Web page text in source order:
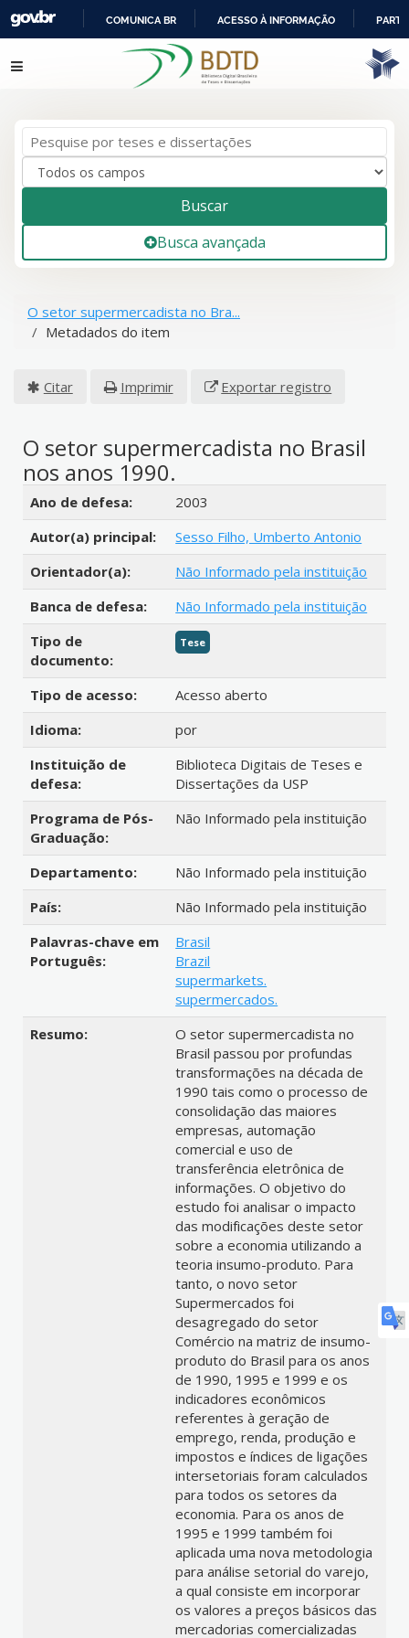
IR
PARA
COMUNICA BR ACESSO À INFORMAÇÃO
Pular para o conteúdo
Buscar
Busca avançada
O setor supermercadista no Bra...
Metadados do item
Citar Imprimir Exportar registro
O setor supermercadista no Brasil
nos anos 1990.
Detalhes bibliográficos
Ano de defesa:
2003
Autor(a) principal:
Sesso Filho, Umberto Antonio
Orientador(a):
Não Informado pela instituição
Banca de defesa:
Não Informado pela instituição
Tipo de
documento:
Tese
Tipo de acesso:
Acesso aberto
Idioma:
por
Instituição de
defesa:
Biblioteca Digitais de Teses e
Dissertações da USP
Programa de Pós-
Graduação:
Não Informado pela instituição
Departamento:
Não Informado pela instituição
País:
Não Informado pela instituição
Palavras-chave em
Português:
Brasil
Brazil
supermarkets.
supermercados.
Resumo:
O setor supermercadista no
Brasil passou por profundas
transformações na década de
1990 tais como o processo de
consolidação das maiores
empresas, automação
comercial e uso de
transferência eletrônica de
informações. O objetivo do
estudo foi analisar o impacto
das modificações deste setor
sobre a economia utilizando a
teoria insumo-produto. Para
tanto, o novo setor
Supermercados foi
desagregado do setor
Comércio na matriz de insumo-
produto do Brasil para os anos
de 1990, 1995 e 1999 e os
indicadores econômicos
referentes à geração de
emprego, renda, produção e
impostos e índices de ligações
intersetoriais foram calculados
para todos os setores da
economia. Para os anos de
1995 e 1999 também foi
aplicada uma nova metodologia
para análise setorial do varejo,
a qual consiste em incorporar
os valores a preços básicos das
mercadorias comercializadas